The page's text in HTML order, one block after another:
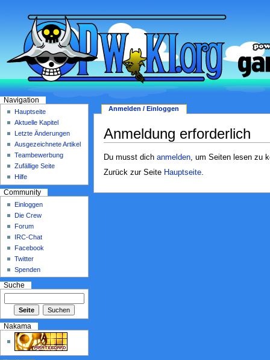
Anmeldung erforderlich
Du musst dich anmelden, um Seiten lesen zu
Zurück zur Seite Hauptseite.
Anmelden / Einloggen
Navigation
Hauptseite
Aktuelle Kapitel
Letzte Änderungen
Ausgezeichnete Artikel
Teambewerbung
Zufällige Seite
Hilfe
Community
Einloggen
Die Crew
Forum
IRC-Chat
Facebook
Twitter
Spenden
Suche
Nakama